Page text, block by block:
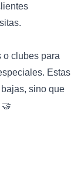
o clubes para
Estas
sino que